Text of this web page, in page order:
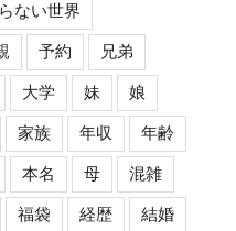
ない世界
予約 兄弟
大学 妹 娘
家族 年収 年齢
本名 母 混雑
福袋 経歴 結婚